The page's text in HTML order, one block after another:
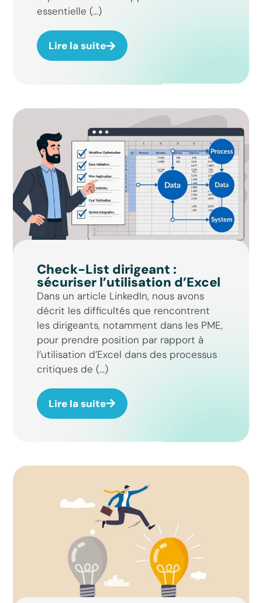
essentielle (...)
Lire la suite
Check-List dirigeant :
sécuriser l’utilisation d’Excel
Dans un article LinkedIn, nous avons
décrit les difficultés que rencontrent
les dirigeants, notamment dans les PME,
pour prendre position par rapport à
l’utilisation d’Excel dans des processus
critiques de (...)
Lire la suite